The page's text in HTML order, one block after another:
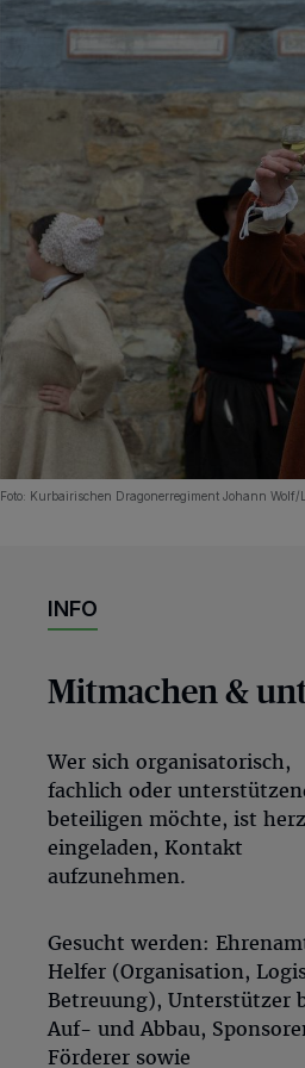
Foto: Kurbairischen Dragonerregiment Johann Wolf/
INFO
Mitmachen &
Wer sich organisatorisch,
fachlich oder
beteiligen möchte, ist
eingeladen, Kontakt
aufzunehmen.
Gesucht werden:
Helfer (Organisation,
Betreuung), Unterstützer
Auf- und Abbau,
Förderer sowie